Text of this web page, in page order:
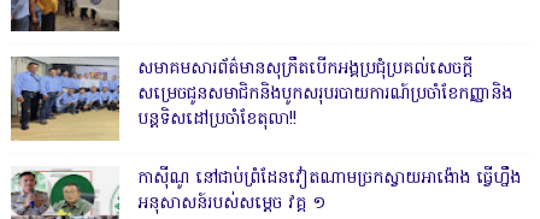
សមាគមសារព័ត៌មានសុក្រឹតបើកអង្គប្រជុំប្រគល់សេចក្តី
សម្រេចជូនសមាជិកនិងបូកសរុបរបាយការណ៍ប្រចាំខែកញ្ញានិង
បន្តទិសដៅប្រចាំខែតុលា!!
កាសុីណូ នៅជាប់ព្រំដែនវៀតណាមច្រកស្វាយអាង៉ោង ធ្វើហ្នឹង
អនុសាសន៍របស់សម្ដេច វគ្គ ១